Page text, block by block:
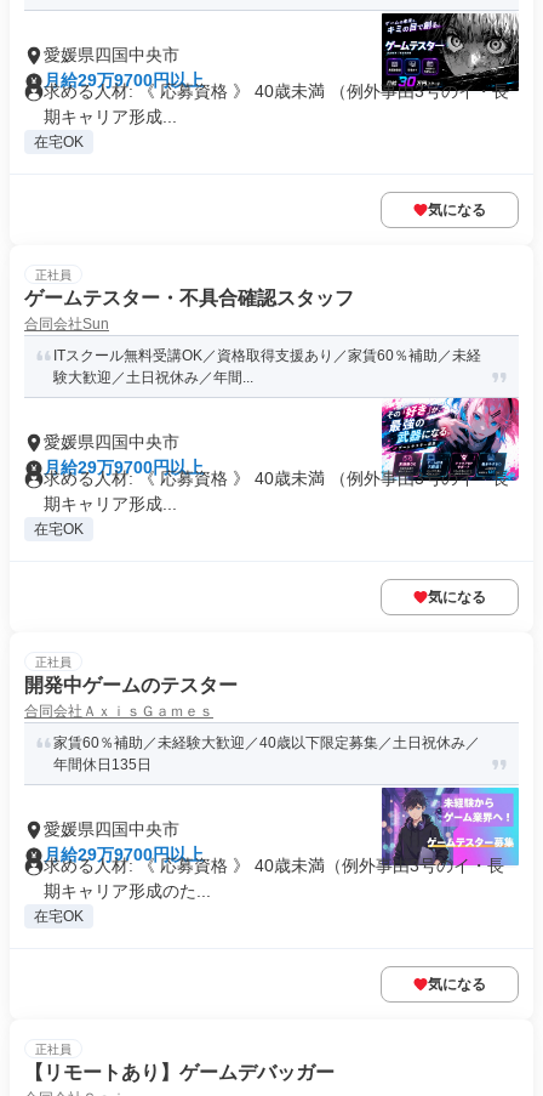
愛媛県四国中央市
月給29万9700円以上
求める人材: 《 応募資格 》 40歳未満 （例外事由3号のイ・長
期キャリア形成...
在宅OK
気になる
正社員
ゲームテスター・不具合確認スタッフ
合同会社Sun
ITスクール無料受講OK／資格取得支援あり／家賃60％補助／未経
験大歓迎／土日祝休み／年間...
愛媛県四国中央市
月給29万9700円以上
求める人材: 《 応募資格 》 40歳未満 （例外事由3号のイ・長
期キャリア形成...
在宅OK
気になる
正社員
開発中ゲームのテスター
合同会社ＡｘｉｓＧａｍｅｓ
家賃60％補助／未経験大歓迎／40歳以下限定募集／土日祝休み／
年間休日135日
愛媛県四国中央市
月給29万9700円以上
求める人材: 《 応募資格 》 40歳未満（例外事由3号のイ・長
期キャリア形成のた...
在宅OK
気になる
正社員
【リモートあり】ゲームデバッガー